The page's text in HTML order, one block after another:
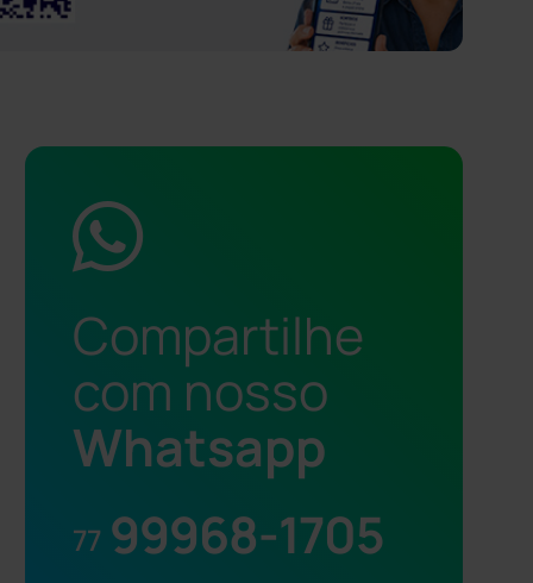
Compartilhe
com nosso
Whatsapp
77 99968-1705